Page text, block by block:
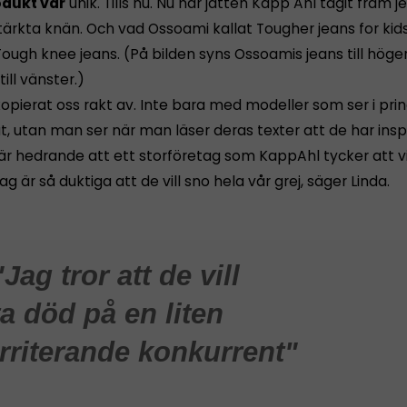
knän. Och vad Ossoami kallat Tougher jeans for
knee jeans. (På bilden syns Ossoamis jeans till
vänster.)
oss rakt av. Inte bara med modeller som ser i
utan man ser när man läser deras texter att de har
hedrande att ett storföretag som KappAhl tycker att
är så duktiga att de vill sno hela vår grej, säger Linda.
tror att de vill
död på en liten
konkurrent"